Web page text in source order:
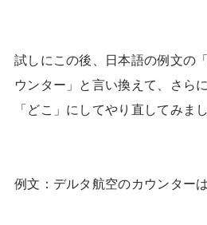
試しにこの後、日本語の例文の
ウンター」と言い換えて、さら
「どこ」にしてやり直してみまし
例文：デルタ航空のカウンター